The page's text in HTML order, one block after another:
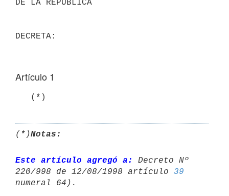
DE LA REPÚBLICA
Artículo 1
   (*)
(*)Notas:
Este artículo agregó a:
Decreto Nº
220/998 de 12/08/1998 artículo 39